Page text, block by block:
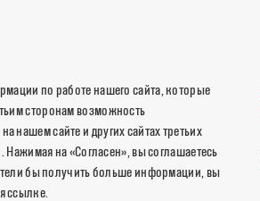
по работе нашего сайта, которые
сторонам возможность
нашем сайте и других сайтах третьих
на «Согласен», вы соглашаетесь
бы получить больше информации, вы
ссылке.